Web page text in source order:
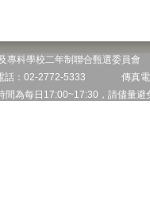
專科學校二年制聯合甄選委員
話：02-2772-5333 傳真
間為每日17:00~17:30，請儘量